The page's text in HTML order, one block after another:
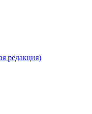
редакция)